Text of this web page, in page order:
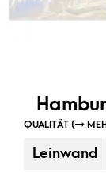
QUALITÄT (
Leinwand